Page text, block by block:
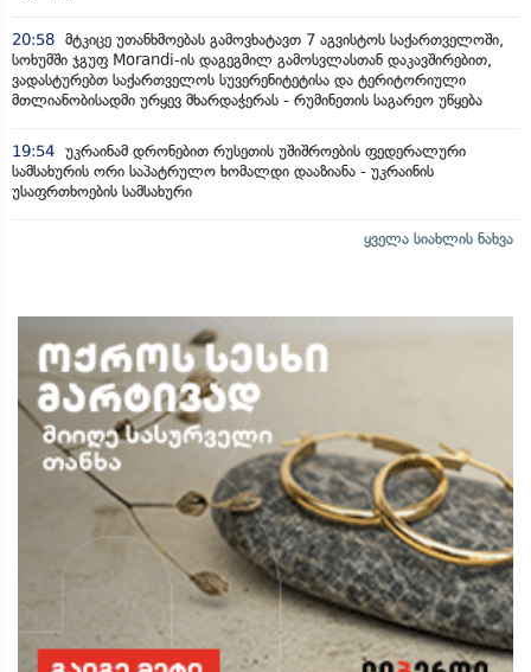
20:58 მტკიცე უთანხმოებას გამოვხატავთ 7 აგვისტოს საქართველოში,
სოხუმში ჯგუფ Morandi-ის დაგეგმილ გამოსვლასთან დაკავშირებით,
ვადასტურებთ საქართველოს სუვერენიტეტისა და ტერიტორიული
მთლიანობისადმი ურყევ მხარდაჭერას - რუმინეთის საგარეო უწყება
19:54 უკრაინამ დრონებით რუსეთის უშიშროების ფედერალური
სამსახურის ორი საპატრულო ხომალდი დააზიანა - უკრაინის
უსაფრთხოების სამსახური
ყველა სიახლის ნახვა